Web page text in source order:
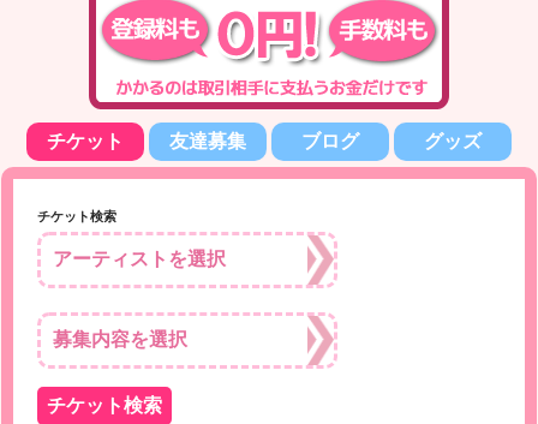
チケット 友達募集 ブログ グッズ
チケット検索